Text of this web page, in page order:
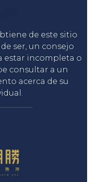
de este sitio
ser, un consejo
estar incompleta o
consultar a un
acerca de su